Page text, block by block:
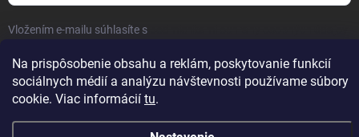
Na prispôsobenie obsahu a reklám, poskytovanie funkcií
sociálnych médií a analýzu návštevnosti používame súbory
cookie. Viac informácií tu.
Vložením e-mailu súhlasíte s
Prihlásiť sa
. Všetky práva vyhradené.